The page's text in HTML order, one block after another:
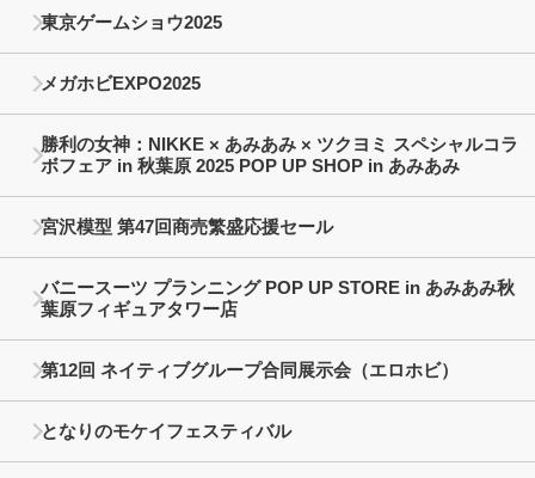
東京ゲームショウ2025
メガホビEXPO2025
勝利の女神：NIKKE × あみあみ × ツクヨミ スペシャルコラ
ボフェア in 秋葉原 2025 POP UP SHOP in あみあみ
宮沢模型 第47回商売繁盛応援セール
バニースーツ プランニング POP UP STORE in あみあみ秋
葉原フィギュアタワー店
第12回 ネイティブグループ合同展示会（エロホビ）
となりのモケイフェスティバル